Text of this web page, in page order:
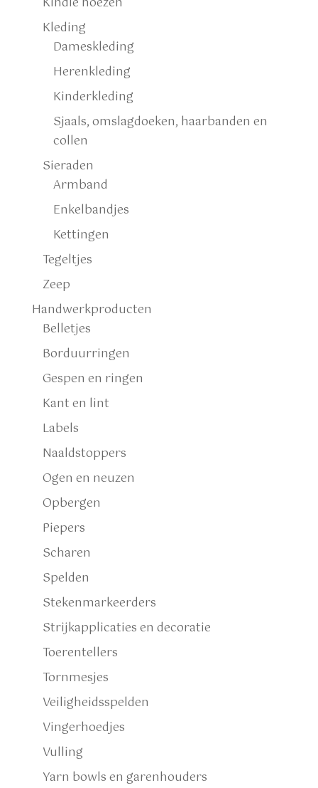
Kleding
Dameskleding
Herenkleding
Kinderkleding
Sjaals, omslagdoeken, haarbanden en
collen
Sieraden
Armband
Enkelbandjes
Kettingen
Tegeltjes
Zeep
Handwerkproducten
Belletjes
Borduurringen
Gespen en ringen
Kant en lint
Labels
Naaldstoppers
Ogen en neuzen
Opbergen
Piepers
Scharen
Spelden
Stekenmarkeerders
Strijkapplicaties en decoratie
Toerentellers
Tornmesjes
Veiligheidsspelden
Vingerhoedjes
Vulling
Yarn bowls en garenhouders